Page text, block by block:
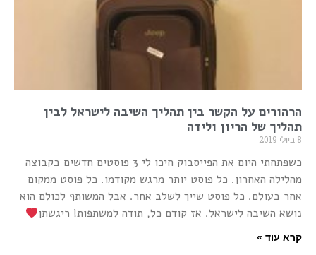
הרהורים על הקשר בין תהליך השיבה לישראל לבין
תהליך של הריון ולידה
8 ביולי 2019
כשפתחתי היום את הפייסבוק חיכו לי 3 פוסטים חדשים בקבוצה
מהלילה האחרון. כל פוסט יותר מרגש מקודמו. כל פוסט ממקום
אחר בעולם. כל פוסט שייך לשלב אחר. אבל המשותף לכולם הוא
נושא השיבה לישראל. אז קודם כל, תודה למשתפות! ריגשתן
קרא עוד »